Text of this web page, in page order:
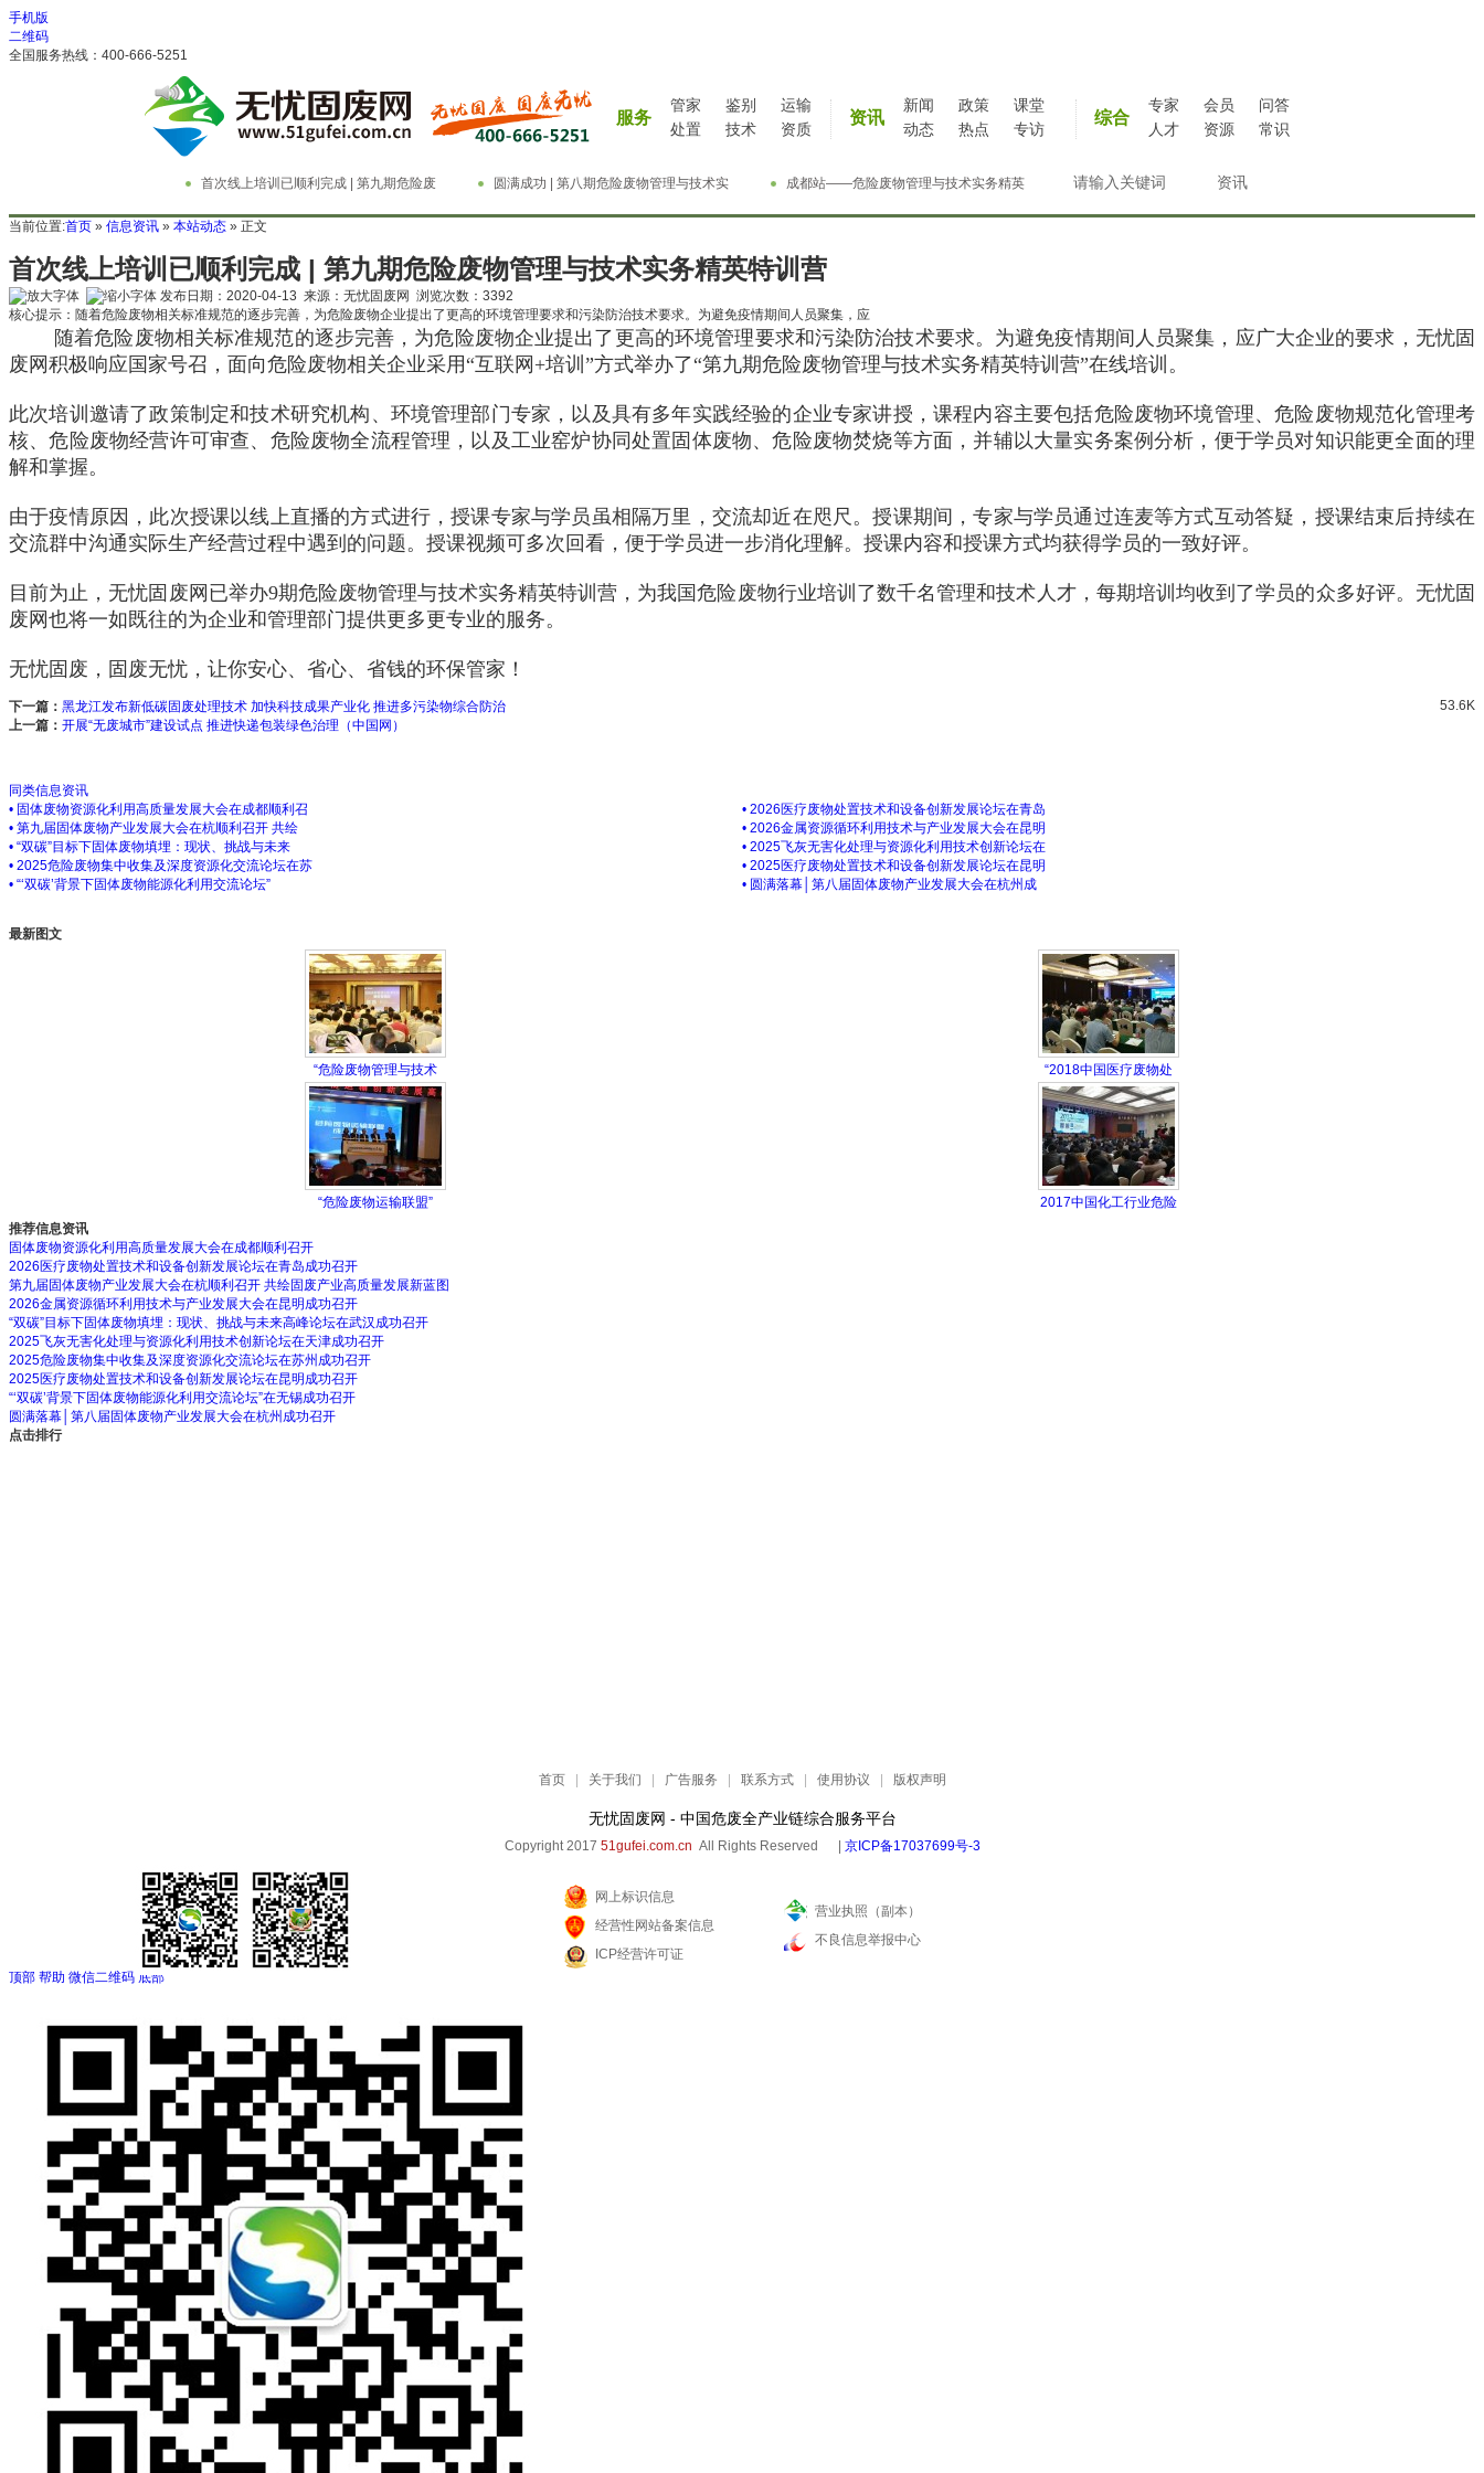
手机版
二维码
全国服务热线：400-666-5251
服务
管家 鉴别
运输
处置
技术 资质
资讯
新闻 政策
课堂
动态
热点 专访
综合
专家 会员
问答
人才
资源 常识
首次线上培训已顺利完成 | 第九期危险废
物管理与技术实务精英特训营
圆满成功 | 第八期危险废物管理与技术实
务精英特训营
成都站——危险废物管理与技术实务精英
特训营完成
当前位置:首页 » 信息资讯 » 本站动态 » 正文
首次线上培训已顺利完成 | 第九期危险废物管理与技术实务精英特训营
发布日期：2020-04-13 来源：无忧固废网 浏览次数： 3392
核心提示：随着危险废物相关标准规范的逐步完善，为危险废物企业提出了更高的环境管理要求和污染防治技术要求。为避免疫情期间人员聚集，应
随着危险废物相关标准规范的逐步完善，为危险废物企业提出了更高的环境管理要求和污染防治技术要求。为避免疫情期间人员聚集，应广大企业的要求，无忧固
废网积极响应国家号召，面向危险废物相关企业采用“互联网+培训”方式举办了“第九期危险废物管理与技术实务精英特训营”在线培训。
此次培训邀请了政策制定和技术研究机构、环境管理部门专家，以及具有多年实践经验的企业专家讲授，课程内容主要包括危险废物环境管理、危险废物规范化管理考
核、危险废物经营许可审查、危险废物全流程管理，以及工业窑炉协同处置固体废物、危险废物焚烧等方面，并辅以大量实务案例分析，便于学员对知识能更全面的理
解和掌握。
由于疫情原因，此次授课以线上直播的方式进行，授课专家与学员虽相隔万里，交流却近在咫尺。授课期间，专家与学员通过连麦等方式互动答疑，授课结束后持续在
交流群中沟通实际生产经营过程中遇到的问题。授课视频可多次回看，便于学员进一步消化理解。授课内容和授课方式均获得学员的一致好评。
目前为止，无忧固废网已举办9期危险废物管理与技术实务精英特训营，为我国危险废物行业培训了数千名管理和技术人才，每期培训均收到了学员的众多好评。无忧固
废网也将一如既往的为企业和管理部门提供更多更专业的服务。
无忧固废，固废无忧，让你安心、省心、省钱的环保管家！
53.6K
下一篇： 黑龙江发布新低碳固废处理技术 加快科技成果产业化 推进多污染物综合防治
上一篇： 开展“无废城市”建设试点 推进快递包装绿色治理（中国网）
同类信息资讯
• 固体废物资源化利用高质量发展大会在成都顺利召
• 2026医疗废物处置技术和设备创新发展论坛在青岛
• 第九届固体废物产业发展大会在杭顺利召开 共绘
• 2026金属资源循环利用技术与产业发展大会在昆明
• “双碳”目标下固体废物填埋：现状、挑战与未来
• 2025飞灰无害化处理与资源化利用技术创新论坛在
• 2025危险废物集中收集及深度资源化交流论坛在苏
• 2025医疗废物处置技术和设备创新发展论坛在昆明
• “‘双碳’背景下固体废物能源化利用交流论坛”
• 圆满落幕│第八届固体废物产业发展大会在杭州成
最新图文
“危险废物管理与技术 “2018中国医疗废物处
“危险废物运输联盟”
2017中国化工行业危险
推荐信息资讯
固体废物资源化利用高质量发展大会在成都顺利召开
2026医疗废物处置技术和设备创新发展论坛在青岛成功召开
第九届固体废物产业发展大会在杭顺利召开 共绘固废产业高质量发展新蓝图
2026金属资源循环利用技术与产业发展大会在昆明成功召开
“双碳”目标下固体废物填埋：现状、挑战与未来高峰论坛在武汉成功召开
2025飞灰无害化处理与资源化利用技术创新论坛在天津成功召开
2025危险废物集中收集及深度资源化交流论坛在苏州成功召开
2025医疗废物处置技术和设备创新发展论坛在昆明成功召开
“‘双碳’背景下固体废物能源化利用交流论坛”在无锡成功召开
圆满落幕│第八届固体废物产业发展大会在杭州成功召开
点击排行
首页 关于我们 广告服务 联系方式 使用协议 版权声明
无忧固废网 - 中国危废全产业链综合服务平台
Copyright 2017 51gufei.com.cn All Rights Reserved | 京ICP备17037699号-3
网上标识信息
经营性网站备案信息
ICP经营许可证
营业执照（副本）
不良信息举报中心
顶部 帮助 微信二维码 底部